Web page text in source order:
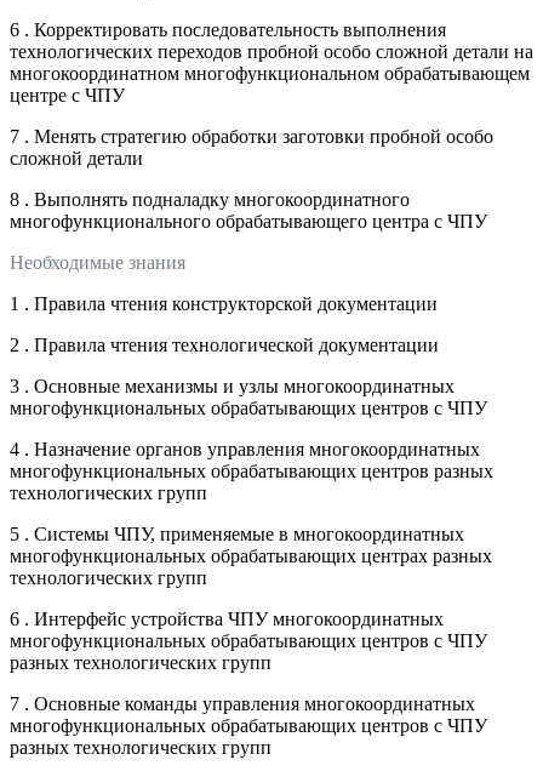
6 . Корректировать последовательность выполнения
технологических переходов пробной особо сложной детали на
многокоординатном многофункциональном обрабатывающем
центре с ЧПУ
7 . Менять стратегию обработки заготовки пробной особо
сложной детали
8 . Выполнять подналадку многокоординатного
многофункционального обрабатывающего центра с ЧПУ
Необходимые знания
1 . Правила чтения конструкторской документации
2 . Правила чтения технологической документации
3 . Основные механизмы и узлы многокоординатных
многофункциональных обрабатывающих центров с ЧПУ
4 . Назначение органов управления многокоординатных
многофункциональных обрабатывающих центров разных
технологических групп
5 . Системы ЧПУ, применяемые в многокоординатных
многофункциональных обрабатывающих центрах разных
технологических групп
6 . Интерфейс устройства ЧПУ многокоординатных
многофункциональных обрабатывающих центров с ЧПУ
разных технологических групп
7 . Основные команды управления многокоординатных
многофункциональных обрабатывающих центров с ЧПУ
разных технологических групп